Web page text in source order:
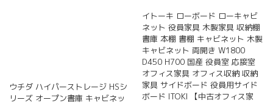
ウチダ ハイパーストレージ HSシ
リーズ オープン書庫 キャビネッ
イトーキ ローボード ローキャビ
ネット 役員家具 木製家具 収納棚
書庫 本棚 書棚 キャビネット 木製
キャビネット 両開き W1800
D450 H700 国産 役員室 応接室
オフィス家具 オフィス収納 収納
家具 サイドボード 役員用サイド
ボード ITOKI 【中古オフィス家